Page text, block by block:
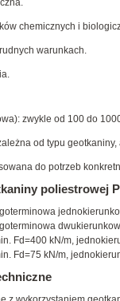
chemicznych i
warunkach.
zwykle od 100 do
od typu
do potrzeb
poliestrowej
Fd=400 kN/m,
Fd=75 kN/m,